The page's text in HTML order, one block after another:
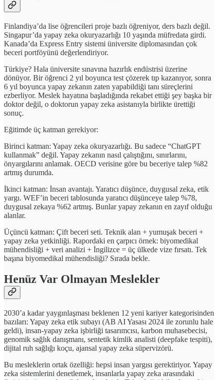
Finlandiya’da lise öğrencileri proje bazlı öğreniyor, ders bazlı değil.
Singapur’da yapay zeka okuryazarlığı 10 yaşında müfredata girdi.
Kanada’da Express Entry sistemi üniversite diplomasından çok
beceri portföyünü değerlendiriyor.
Türkiye? Hala üniversite sınavına hazırlık endüstrisi üzerine
dönüyor. Bir öğrenci 2 yıl boyunca test çözerek tıp kazanıyor, sonra
6 yıl boyunca yapay zekanın zaten yapabildiği tanı süreçlerini
ezberliyor. Meslek hayatına başladığında rekabet ettiği şey başka bir
doktor değil, o doktorun yapay zeka asistanıyla birlikte ürettiği
sonuç.
Eğitimde üç katman gerekiyor:
Birinci katman: Yapay zeka okuryazarlığı. Bu sadece “ChatGPT
kullanmak” değil. Yapay zekanın nasıl çalıştığını, sınırlarını,
önyargılarını anlamak. OECD verisine göre bu beceriye talep %82
artmış durumda.
İkinci katman: İnsan avantajı. Yaratıcı düşünce, duygusal zeka, etik
yargı. WEF’in beceri tablosunda yaratıcı düşünceye talep %78,
duygusal zekaya %62 artmış. Bunlar yapay zekanın en zayıf olduğu
alanlar.
Üçüncü katman: Çift beceri seti. Teknik alan + yumuşak beceri +
yapay zeka yetkinliği. Rapordaki en çarpıcı örnek: biyomedikal
mühendisliği + veri analizi + İngilizce = üç ülkede vize fırsatı. Tek
başına biyomedikal mühendisliği? Sırada bekle.
Henüz Var Olmayan Meslekler
2030’a kadar yaygınlaşması beklenen 12 yeni kariyer kategorisinden
bazıları: Yapay zeka etik subayı (AB AI Yasası 2024 ile zorunlu hale
geldi), insan-yapay zeka işbirliği tasarımcısı, karbon muhasebecisi,
genomik sağlık danışmanı, sentetik kimlik analisti (deepfake tespiti),
dijital ruh sağlığı koçu, ajansal yapay zeka süpervizörü.
Bu mesleklerin ortak özelliği: hepsi insan yargısı gerektiriyor. Yapay
zeka sistemlerini denetlemek, insanlarla yapay zeka arasındaki